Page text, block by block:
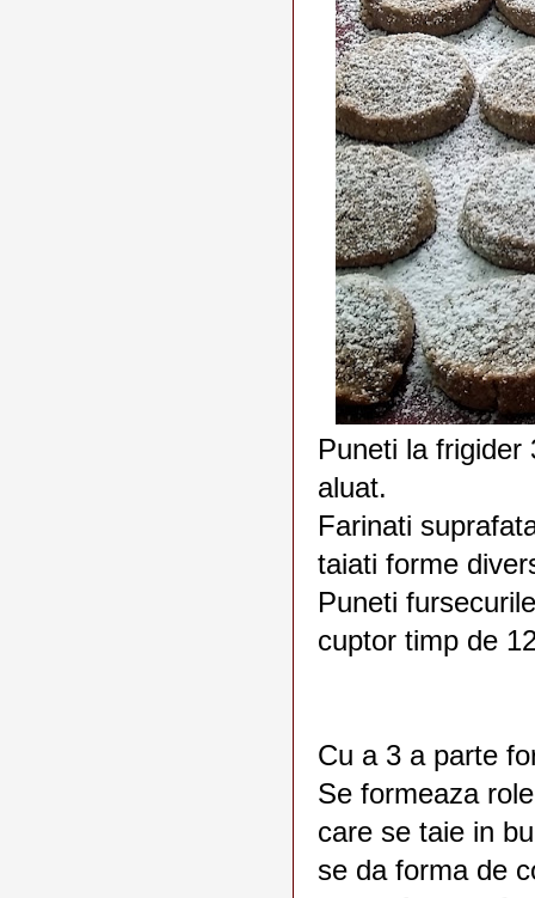
Puneti la
aluat.
Farinati
taiati forme
Puneti
cuptor timp de
Cu a 3 a parte
Se formeaza
care se taie in
se da forma de